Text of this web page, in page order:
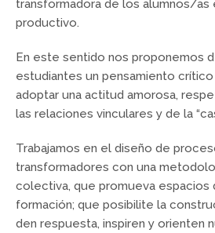
transformadora de los alumnos/as
productivo.
En este sentido nos proponemos
estudiantes un pensamiento
adoptar una actitud amorosa,
las relaciones vinculares y de la
Trabajamos en el diseño de
transformadores con una
colectiva, que promueva espacios
formación; que posibilite la
den respuesta, inspiren y orienten